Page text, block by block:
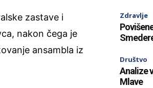
zastave i
nakon čega je
ansambla iz
Zdravlje
Društvo
Analize
Mlave